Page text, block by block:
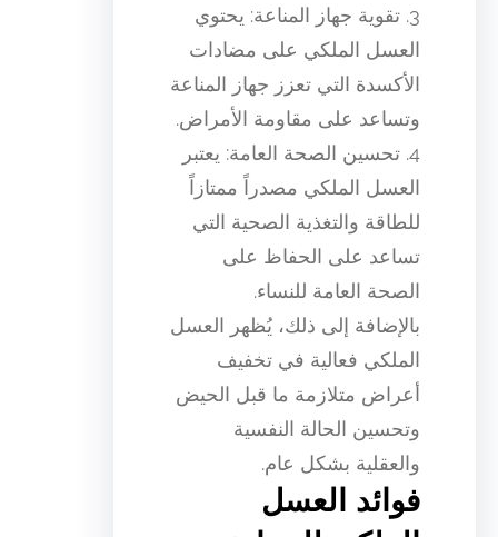
3. تقوية جهاز المناعة: يحتوي
العسل الملكي على مضادات
الأكسدة التي تعزز جهاز المناعة
وتساعد على مقاومة الأمراض.
4. تحسين الصحة العامة: يعتبر
العسل الملكي مصدراً ممتازاً
للطاقة والتغذية الصحية التي
تساعد على الحفاظ على
الصحة العامة للنساء.
بالإضافة إلى ذلك، يُظهر العسل
الملكي فعالية في تخفيف
أعراض متلازمة ما قبل الحيض
وتحسين الحالة النفسية
والعقلية بشكل عام.
فوائد العسل